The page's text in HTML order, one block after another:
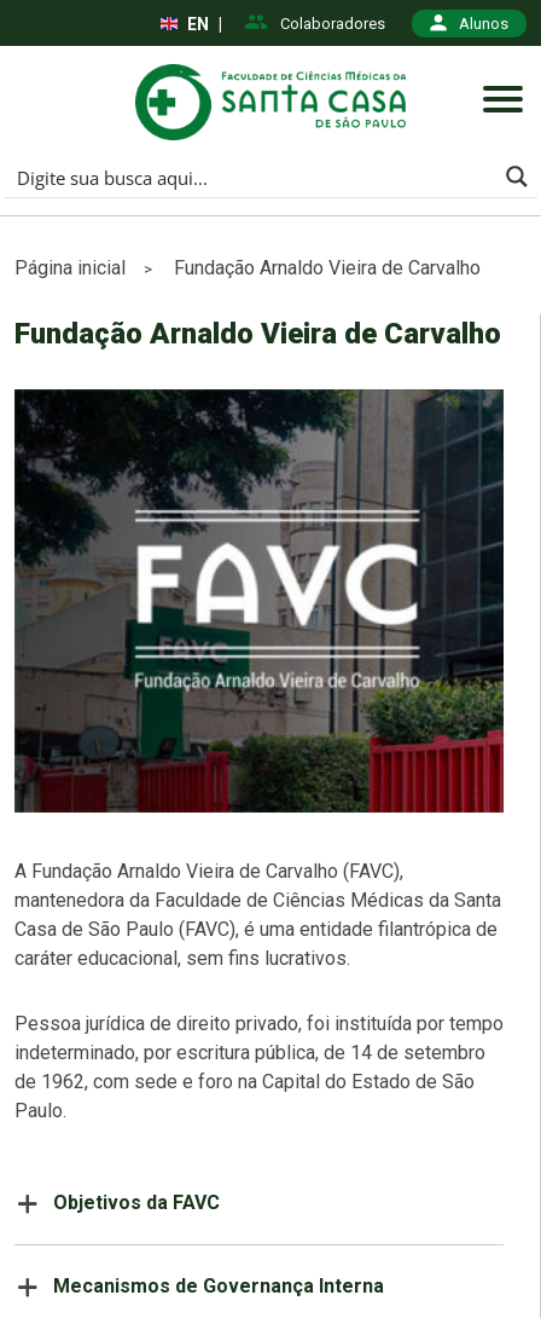
Colaboradores Alunos
EN
Página inicial > Fundação Arnaldo Vieira de Carvalho
Fundação Arnaldo Vieira de Carvalho
A Fundação Arnaldo Vieira de Carvalho (FAVC),
mantenedora da Faculdade de Ciências Médicas da Santa
Casa de São Paulo (FAVC), é uma entidade filantrópica de
caráter educacional, sem fins lucrativos.
Pessoa jurídica de direito privado, foi instituída por tempo
indeterminado, por escritura pública, de 14 de setembro
de 1962, com sede e foro na Capital do Estado de São
Paulo.
Objetivos da FAVC
Mecanismos de Governança Interna